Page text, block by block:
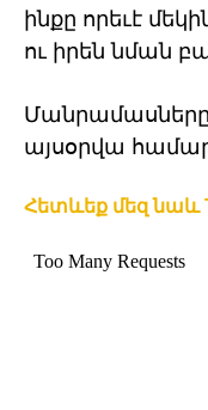
ինքը որեւէ
ու իրեն նման
այսօրվա
Հետևեք մեզ նաև